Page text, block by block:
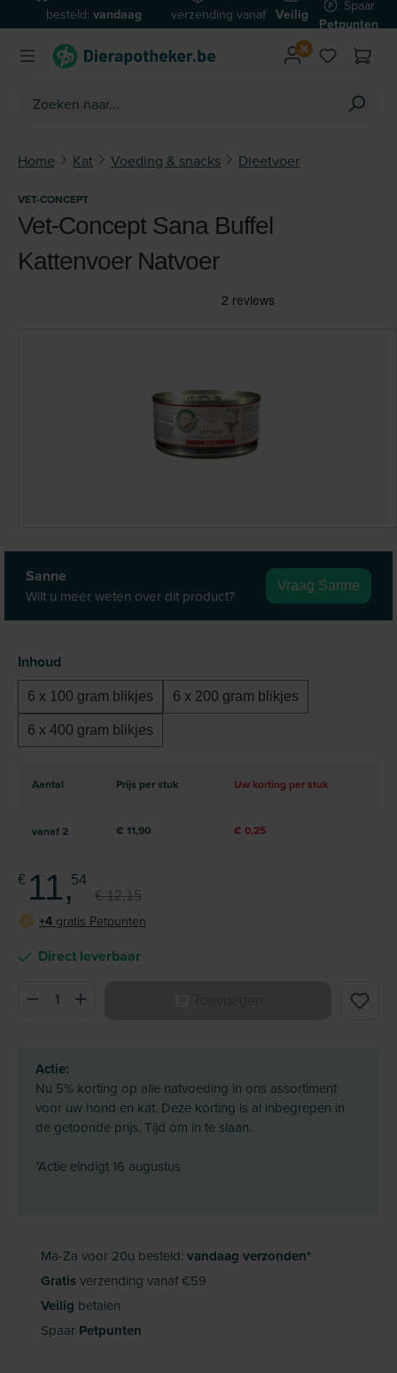
Ga naar de hoofdinhoud
besteld: vandaag
verzonden*
verzending vanaf
€59
Veilig
betalen
Spaar
Petpunten
Home Kat Voeding & snacks Dieetvoer
Sanne
Wilt u meer weten over dit product?
Vraag Sanne
VET-CONCEPT
Vet-Concept Sana Buffel
Kattenvoer Natvoer
Direct leverbaar
Aantal Prijs per stuk Uw korting per stuk
vanaf2 € 11,90 € 0,25
€ 11,54
€ 12,15
Selecteer
Inhoud
6 x 100 gram blikjes 6 x 200 gram blikjes
6 x 400 gram blikjes
Producthoeveelheid: Voer de gewenste hoeveelheid in of
P +4 gratis Petpunten
Actie:
Nu 5% korting op alle natvoeding in ons assortiment
voor uw hond en kat. Deze korting is al inbegrepen in
de getoonde prijs. Tijd om in te slaan.
*Actie eindigt 16 augustus
Ma-Za voor 20u besteld: vandaag verzonden*
Gratisverzending vanaf €59
Veilig betalen
Spaar Petpunten